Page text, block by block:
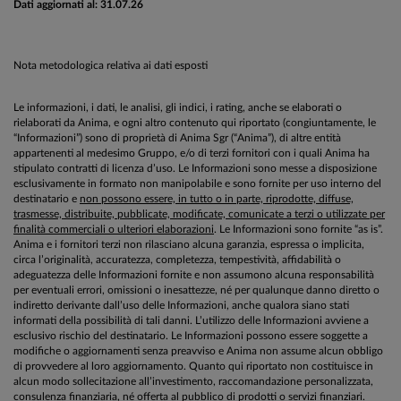
Dati aggiornati al: 31.07.26
Nota metodologica relativa ai dati esposti
Le informazioni, i dati, le analisi, gli indici, i rating, anche se elaborati o
rielaborati da Anima, e ogni altro contenuto qui riportato (congiuntamente, le
“Informazioni”) sono di proprietà di Anima Sgr (“Anima”), di altre entità
appartenenti al medesimo Gruppo, e/o di terzi fornitori con i quali Anima ha
stipulato contratti di licenza d’uso. Le Informazioni sono messe a disposizione
esclusivamente in formato non manipolabile e sono fornite per uso interno del
destinatario e non possono essere, in tutto o in parte, riprodotte, diffuse,
trasmesse, distribuite, pubblicate, modificate, comunicate a terzi o utilizzate per
finalità commerciali o ulteriori elaborazioni. Le Informazioni sono fornite “as is”.
Anima e i fornitori terzi non rilasciano alcuna garanzia, espressa o implicita,
circa l’originalità, accuratezza, completezza, tempestività, affidabilità o
adeguatezza delle Informazioni fornite e non assumono alcuna responsabilità
per eventuali errori, omissioni o inesattezze, né per qualunque danno diretto o
indiretto derivante dall’uso delle Informazioni, anche qualora siano stati
informati della possibilità di tali danni. L’utilizzo delle Informazioni avviene a
esclusivo rischio del destinatario. Le Informazioni possono essere soggette a
modifiche o aggiornamenti senza preavviso e Anima non assume alcun obbligo
di provvedere al loro aggiornamento. Quanto qui riportato non costituisce in
alcun modo sollecitazione all’investimento, raccomandazione personalizzata,
consulenza finanziaria, né offerta al pubblico di prodotti o servizi finanziari.